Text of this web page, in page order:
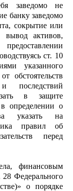
заведомо не
банку заведомо
сокрытие или
вывод активов,
ст. 10
указанного
обстоятельств
в защите
определении о
указать на
правил об
перед
финансовым
Федерального
о порядке